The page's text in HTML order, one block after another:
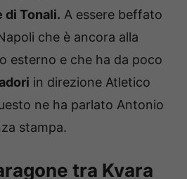
di Tonali. A essere beffato
che è ancora alla
esterno e che ha da poco
in direzione Atletico
ne ha parlato Antonio
stampa.
tra Kvara